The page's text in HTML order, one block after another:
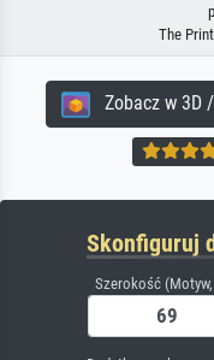
The
Zobacz w 3D
Skonfiguruj
Szerokość